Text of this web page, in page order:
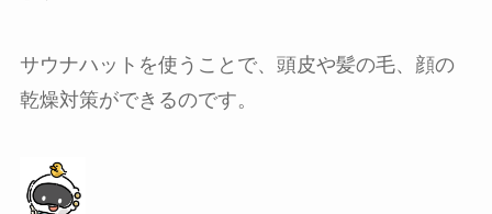
サウナハットを使うことで、頭皮や髪の毛、顔の
乾燥対策ができるのです。